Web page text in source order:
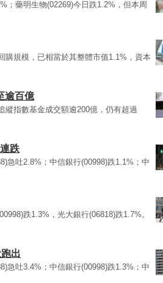
；藥明生物(02269)今日跌1.2%，但本周
購規模，已相當於其整體市值1.1%，資本
逾百億
縱指數基金成交額逾200億，仍有超過
跌
急吐2.8%；中信銀行(00998)跌1.1%；中
跌1.3%，光大銀行(06818)跌1.7%。
出
急吐3.4%；中信銀行(00998)跌1.3%；中